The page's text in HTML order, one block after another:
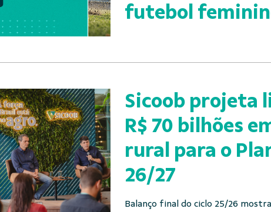
futebol
Sicoob projeta
R$ 70 bilhões
rural para o
26/27
Balanço final do ciclo 25/26